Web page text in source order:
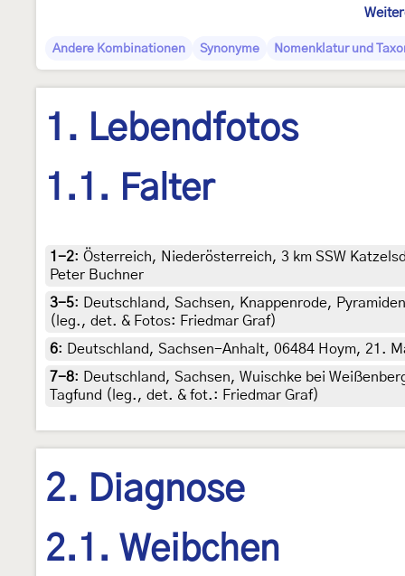
Andere Kombinationen Synonyme Nomenklatur und
1. Lebendfotos
1.1. Falter
1-2: Österreich, Niederösterreich, 3 km SSW
Peter Buchner
3-5:
Deutschland, Sachsen, Knappenrode,
(leg., det. & Fotos: Friedmar Graf)
6:
Deutschland, Sachsen-Anhalt, 06484 Hoym, 21.
7-8:
Deutschland, Sachsen, Wuischke bei
Tagfund (leg., det. & fot.: Friedmar Graf)
2. Diagnose
2.1. Weibchen